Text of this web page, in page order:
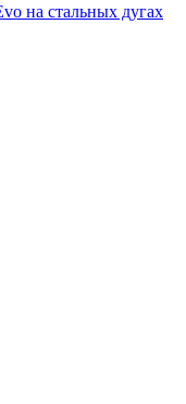
на стальных дугах